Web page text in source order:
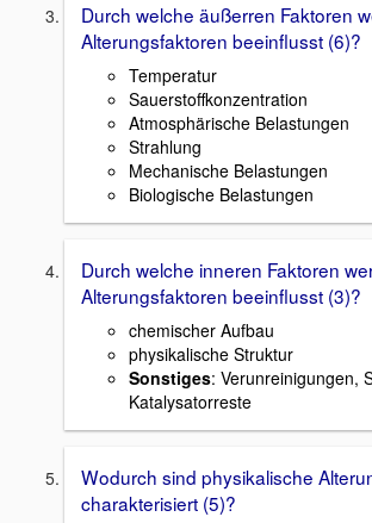
Durch welche äußerren Faktoren
Alterungsfaktoren beeinflusst (6)?
Temperatur
Sauerstoffkonzentration
Atmosphärische Belastungen
Strahlung
Mechanische Belastungen
Biologische Belastungen
Durch welche inneren Faktoren
Alterungsfaktoren beeinflusst (3)?
chemischer Aufbau
physikalische Struktur
Sonstiges: Verunreinigungen,
Katalysatorreste
Wodurch sind physikalische
charakterisiert (5)?